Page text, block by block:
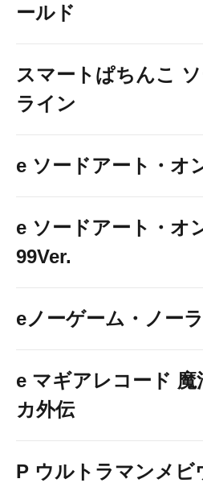
ールド
スマートぱちんこ
ライン
e ソードアート・オ
e ソードアート・オ
99Ver.
eノーゲーム・ノー
e マギアレコード
カ外伝
P ウルトラマンメビ